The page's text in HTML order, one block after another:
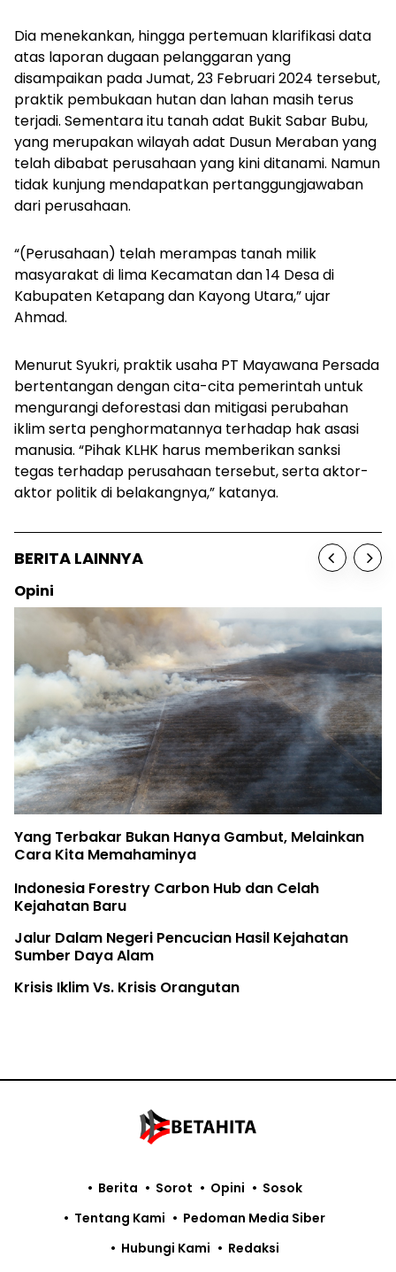
Dia menekankan, hingga pertemuan klarifikasi data
atas laporan dugaan pelanggaran yang
disampaikan pada Jumat, 23 Februari 2024 tersebut,
praktik pembukaan hutan dan lahan masih terus
terjadi. Sementara itu tanah adat Bukit Sabar Bubu,
yang merupakan wilayah adat Dusun Meraban yang
telah dibabat perusahaan yang kini ditanami. Namun
tidak kunjung mendapatkan pertanggungjawaban
dari perusahaan.
“(Perusahaan) telah merampas tanah milik
masyarakat di lima Kecamatan dan 14 Desa di
Kabupaten Ketapang dan Kayong Utara,” ujar
Ahmad.
Menurut Syukri, praktik usaha PT Mayawana Persada
bertentangan dengan cita-cita pemerintah untuk
mengurangi deforestasi dan mitigasi perubahan
iklim serta penghormatannya terhadap hak asasi
manusia. “Pihak KLHK harus memberikan sanksi
tegas terhadap perusahaan tersebut, serta aktor-
aktor politik di belakangnya,” katanya.
BERITA LAINNYA
Opini
Yang Terbakar Bukan Hanya Gambut, Melainkan
Cara Kita Memahaminya
Indonesia Forestry Carbon Hub dan Celah
Kejahatan Baru
Jalur Dalam Negeri Pencucian Hasil Kejahatan
Sumber Daya Alam
Krisis Iklim Vs. Krisis Orangutan
Berita Sorot Opini
Sosok
Tentang Kami
Pedoman Media Siber
Hubungi Kami
Redaksi